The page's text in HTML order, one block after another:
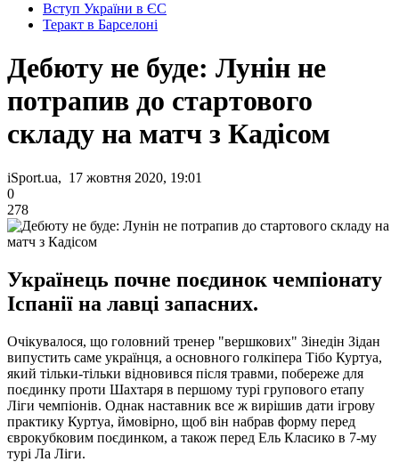
Вступ України в ЄС
Теракт в Барселоні
Дебюту не буде: Лунін не
потрапив до стартового
складу на матч з Кадісом
iSport.ua, 17 жовтня 2020, 19:01
0
278
Українець почне поєдинок чемпіонату
Іспанії на лавці запасних.
Очікувалося, що головний тренер "вершкових" Зінедін Зідан
випустить саме українця, а основного голкіпера Тібо Куртуа,
який тільки-тільки відновився після травми, побереже для
поєдинку проти Шахтаря в першому турі групового етапу
Ліги чемпіонів. Однак наставник все ж вирішив дати ігрову
практику Куртуа, ймовірно, щоб він набрав форму перед
єврокубковим поєдинком, а також перед Ель Класико в 7-му
турі Ла Ліги.